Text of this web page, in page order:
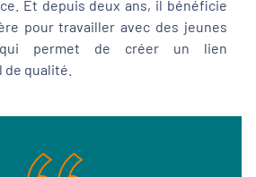
Et depuis deux ans, il bénéficie
pour travailler avec des jeunes
qui permet de créer un lien
qualité.